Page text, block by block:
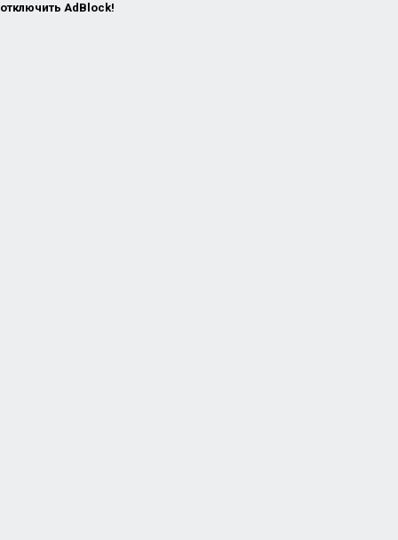
отключить AdBlock!